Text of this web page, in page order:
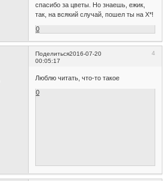
спасибо за цветы. Но знаешь, ежик,
так, на всякий случай, пошел ты на Х*!
0
Поделиться 4
2016-07-20
00:05:17
Люблю читать, что-то такое
0